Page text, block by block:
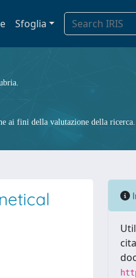
Sfoglia
ai fini della valutazione della ricerca.